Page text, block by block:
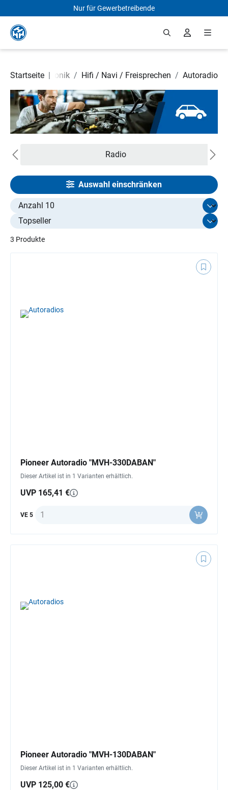
Zum Hauptinhalt springen
Nur für Gewerbetreibende
Startseite |
Elektrik / Elektronik / Hifi / Navi / Freisprechen / Autoradio
Radio
Auswahl einschränken
3 Produkte
Select limit
Pioneer Autoradio "MVH-330DABAN"
Dieser Artikel ist in 1 Varianten erhältlich.
UVP 165,41 €
VE 5 Anzahl
Pioneer Autoradio "MVH-130DABAN"
Dieser Artikel ist in 1 Varianten erhältlich.
UVP 125,00 €